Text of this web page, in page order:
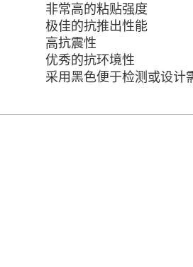
非常高的粘贴强度
极佳的抗推出性能
高抗震性
优秀的抗环境性
采用黑色便于检测或设计